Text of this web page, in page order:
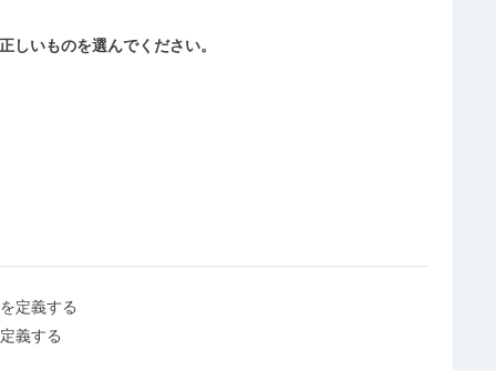
いものを選んでください。
定義する
義する